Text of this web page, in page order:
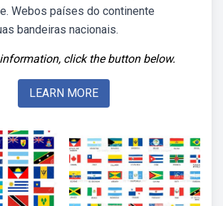
Webos países do continente
bandeiras nacionais.
click the button below.
LEARN MORE